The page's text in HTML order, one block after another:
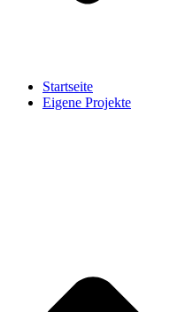
Startseite
Eigene Projekte